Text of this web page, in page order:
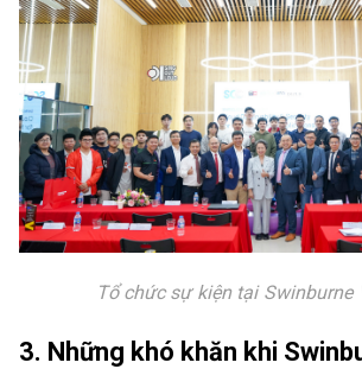
Tổ chức sự kiện tại Swinburne
3. Những khó khăn khi